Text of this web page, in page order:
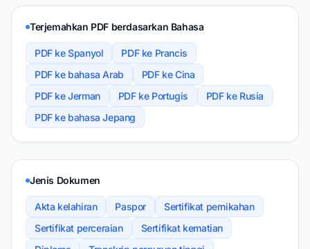
Terjemahkan PDF berdasarkan Bahasa
PDF ke Spanyol
PDF ke Prancis
PDF ke bahasa Arab
PDF ke Cina
PDF ke Jerman
PDF ke Portugis
PDF ke Rusia
PDF ke bahasa Jepang
Jenis Dokumen
Akta kelahiran Paspor
Sertifikat pernikahan
Sertifikat perceraian
Sertifikat kematian